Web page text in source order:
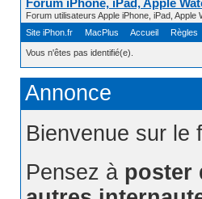
Forum iPhone, iPad, Apple
Forum utilisateurs Apple iPhone, iPad,
Site iPhon.fr
MacPlus Accueil Règles
Vous n'êtes pas identifié(e).
Annonce
Bienvenue sur le
Pensez à poster